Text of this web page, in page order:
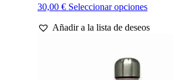
30,00 € Seleccionar opcionesEste
tiene
Añadir a la lista de deseos